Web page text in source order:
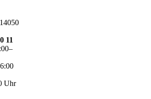
11
Uhr